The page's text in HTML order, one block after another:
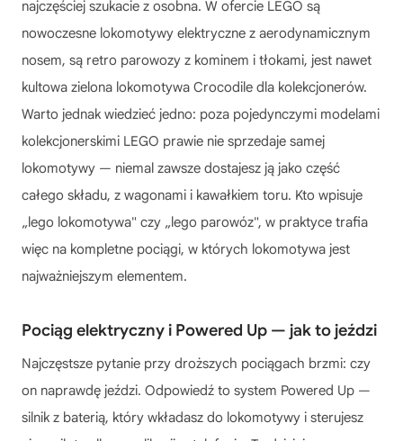
najczęściej szukacie z osobna. W ofercie LEGO są
nowoczesne lokomotywy elektryczne z aerodynamicznym
nosem, są retro parowozy z kominem i tłokami, jest nawet
kultowa zielona lokomotywa Crocodile dla kolekcjonerów.
Warto jednak wiedzieć jedno: poza pojedynczymi modelami
kolekcjonerskimi LEGO prawie nie sprzedaje samej
lokomotywy — niemal zawsze dostajesz ją jako część
całego składu, z wagonami i kawałkiem toru. Kto wpisuje
„lego lokomotywa" czy „lego parowóz", w praktyce trafia
więc na kompletne pociągi, w których lokomotywa jest
najważniejszym elementem.
Pociąg elektryczny i Powered Up — jak to jeździ
Najczęstsze pytanie przy droższych pociągach brzmi: czy
on naprawdę jeździ. Odpowiedź to system Powered Up —
silnik z baterią, który wkładasz do lokomotywy i sterujesz